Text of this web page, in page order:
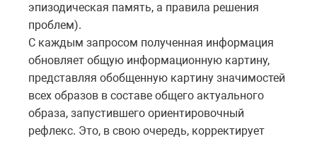
эпизодическая память, а правила решения
проблем).
С каждым запросом полученная информация
обновляет общую информационную картину,
представляя обобщенную картину значимостей
всех образов в составе общего актуального
образа, запустившего ориентировочный
рефлекс. Это, в свою очередь, корректирует